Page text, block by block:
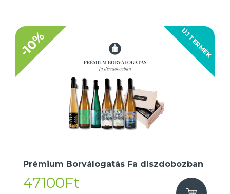
ÚJ TERMÉK
-10%
Prémium Borválogatás Fa díszdobozban
47100Ft